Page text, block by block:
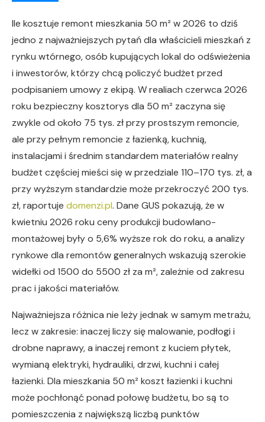
Ile kosztuje remont mieszkania 50 m² w 2026 to dziś
jedno z najważniejszych pytań dla właścicieli mieszkań z
rynku wtórnego, osób kupujących lokal do odświeżenia
i inwestorów, którzy chcą policzyć budżet przed
podpisaniem umowy z ekipą. W realiach czerwca 2026
roku bezpieczny kosztorys dla 50 m² zaczyna się
zwykle od około 75 tys. zł przy prostszym remoncie,
ale przy pełnym remoncie z łazienką, kuchnią,
instalacjami i średnim standardem materiałów realny
budżet częściej mieści się w przedziale 110–170 tys. zł, a
przy wyższym standardzie może przekroczyć 200 tys.
zł, raportuje domenzi.pl. Dane GUS pokazują, że w
kwietniu 2026 roku ceny produkcji budowlano-
montażowej były o 5,6% wyższe rok do roku, a analizy
rynkowe dla remontów generalnych wskazują szerokie
widełki od 1500 do 5500 zł za m², zależnie od zakresu
prac i jakości materiałów.
Najważniejsza różnica nie leży jednak w samym metrażu,
lecz w zakresie: inaczej liczy się malowanie, podłogi i
drobne naprawy, a inaczej remont z kuciem płytek,
wymianą elektryki, hydrauliki, drzwi, kuchni i całej
łazienki. Dla mieszkania 50 m² koszt łazienki i kuchni
może pochłonąć ponad połowę budżetu, bo są to
pomieszczenia z największą liczbą punktów